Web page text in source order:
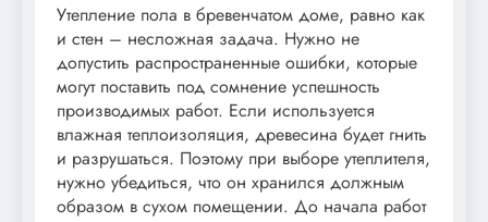
Утепление пола в бревенчатом доме, равно как
и стен – несложная задача. Нужно не
допустить распространенные ошибки, которые
могут поставить под сомнение успешность
производимых работ. Если используется
влажная теплоизоляция, древесина будет гнить
и разрушаться. Поэтому при выборе утеплителя,
нужно убедиться, что он хранился должным
образом в сухом помещении. До начала работ